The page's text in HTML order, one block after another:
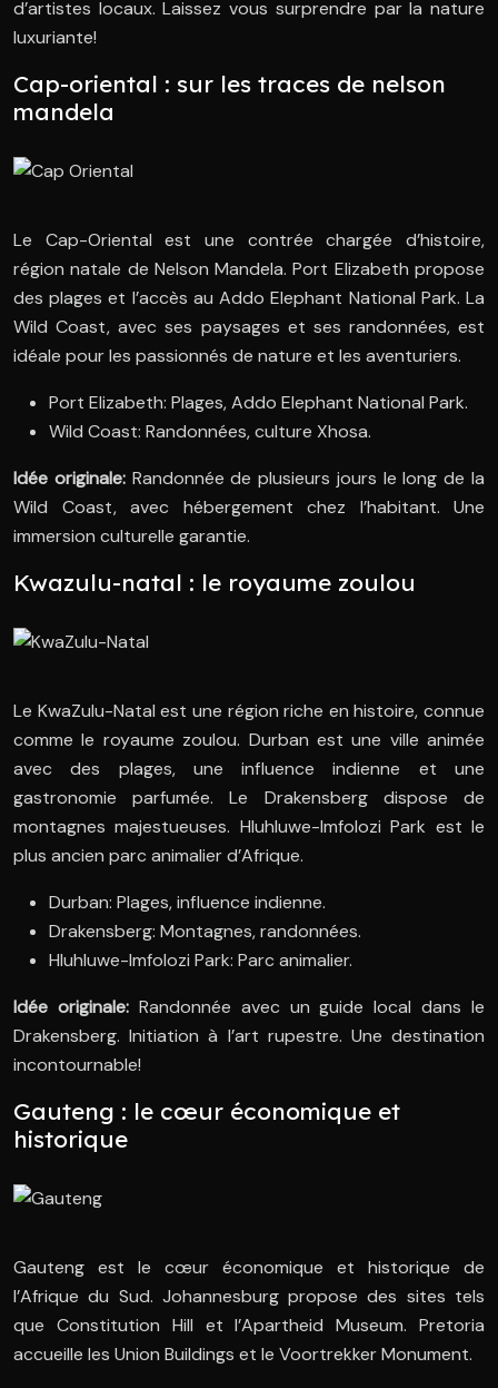
d’artistes locaux. Laissez vous surprendre par la nature
luxuriante!
Cap-oriental : sur les traces de nelson
mandela
Le Cap-Oriental est une contrée chargée d’histoire,
région natale de Nelson Mandela. Port Elizabeth propose
des plages et l’accès au Addo Elephant National Park. La
Wild Coast, avec ses paysages et ses randonnées, est
idéale pour les passionnés de nature et les aventuriers.
Port Elizabeth: Plages, Addo Elephant National Park.
Wild Coast: Randonnées, culture Xhosa.
Idée originale: Randonnée de plusieurs jours le long de la
Wild Coast, avec hébergement chez l’habitant. Une
immersion culturelle garantie.
Kwazulu-natal : le royaume zoulou
Le KwaZulu-Natal est une région riche en histoire, connue
comme le royaume zoulou. Durban est une ville animée
avec des plages, une influence indienne et une
gastronomie parfumée. Le Drakensberg dispose de
montagnes majestueuses. Hluhluwe-Imfolozi Park est le
plus ancien parc animalier d’Afrique.
Durban: Plages, influence indienne.
Drakensberg: Montagnes, randonnées.
Hluhluwe-Imfolozi Park: Parc animalier.
Idée originale: Randonnée avec un guide local dans le
Drakensberg. Initiation à l’art rupestre. Une destination
incontournable!
Gauteng : le cœur économique et
historique
Gauteng est le cœur économique et historique de
l’Afrique du Sud. Johannesburg propose des sites tels
que Constitution Hill et l’Apartheid Museum. Pretoria
accueille les Union Buildings et le Voortrekker Monument.